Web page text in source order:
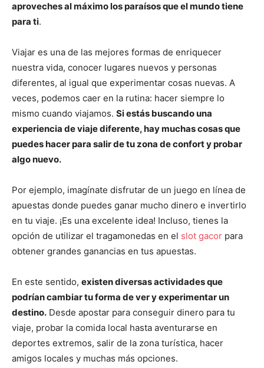
aproveches al máximo los paraísos que el mundo tiene
para ti.
Viajar es una de las mejores formas de enriquecer
nuestra vida, conocer lugares nuevos y personas
diferentes, al igual que experimentar cosas nuevas. A
veces, podemos caer en la rutina: hacer siempre lo
mismo cuando viajamos. Si estás buscando una
experiencia de viaje diferente, hay muchas cosas que
puedes hacer para salir de tu zona de confort y probar
algo nuevo.
Por ejemplo, imagínate disfrutar de un juego en línea de
apuestas donde puedes ganar mucho dinero e invertirlo
en tu viaje. ¡Es una excelente idea! Incluso, tienes la
opción de utilizar el tragamonedas en el slot gacor para
obtener grandes ganancias en tus apuestas.
En este sentido, existen diversas actividades que
podrían cambiar tu forma de ver y experimentar un
destino. Desde apostar para conseguir dinero para tu
viaje, probar la comida local hasta aventurarse en
deportes extremos, salir de la zona turística, hacer
amigos locales y muchas más opciones.